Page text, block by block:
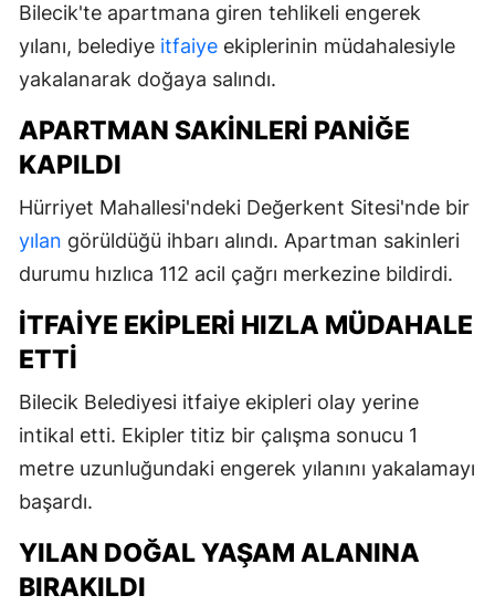
Bilecik'te apartmana giren tehlikeli engerek
yılanı, belediye itfaiye ekiplerinin müdahalesiyle
yakalanarak doğaya salındı.
APARTMAN SAKINLERI PANIĞE
KAPILDI
Hürriyet Mahallesi'ndeki Değerkent Sitesi'nde bir
yılan görüldüğü ihbarı alındı. Apartman sakinleri
durumu hızlıca 112 acil çağrı merkezine bildirdi.
İTFAIYE EKIPLERI HIZLA MÜDAHALE
ETTI
Bilecik Belediyesi itfaiye ekipleri olay yerine
intikal etti. Ekipler titiz bir çalışma sonucu 1
metre uzunluğundaki engerek yılanını yakalamayı
başardı.
YILAN DOĞAL YAŞAM ALANINA
BIRAKILDI